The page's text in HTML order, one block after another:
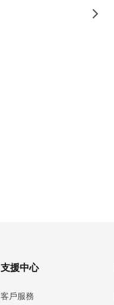
支援中心
客戶服務